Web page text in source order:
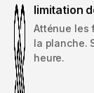
limitation
Atténue les
la planche.
heure.